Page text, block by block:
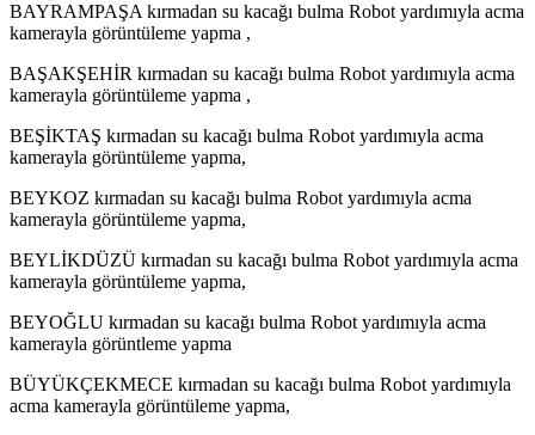
BAYRAMPAŞA kırmadan su kacağı bulma Robot yardımıyla acma
kamerayla görüntüleme yapma ,
BAŞAKŞEHİR kırmadan su kacağı bulma Robot yardımıyla acma
kamerayla görüntüleme yapma ,
BEŞİKTAŞ kırmadan su kacağı bulma Robot yardımıyla acma
kamerayla görüntüleme yapma,
BEYKOZ kırmadan su kacağı bulma Robot yardımıyla acma
kamerayla görüntüleme yapma,
BEYLİKDÜZÜ kırmadan su kacağı bulma Robot yardımıyla acma
kamerayla görüntüleme yapma,
BEYOĞLU kırmadan su kacağı bulma Robot yardımıyla acma
kamerayla görüntleme yapma
BÜYÜKÇEKMECE kırmadan su kacağı bulma Robot yardımıyla
acma kamerayla görüntüleme yapma,